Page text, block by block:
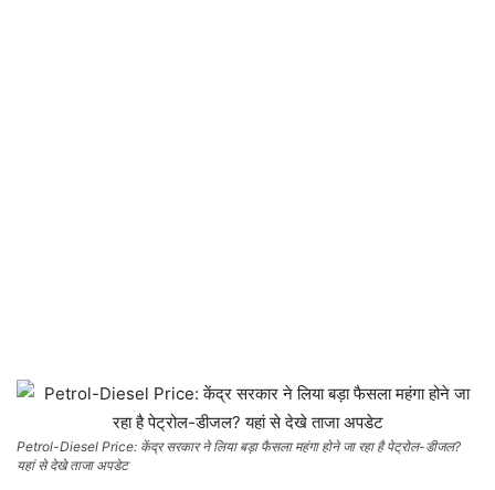
Petrol-Diesel Price: केंद्र सरकार ने लिया बड़ा फैसला महंगा होने जा रहा है पेट्रोल-डीजल?
यहां से देखे ताजा अपडेट